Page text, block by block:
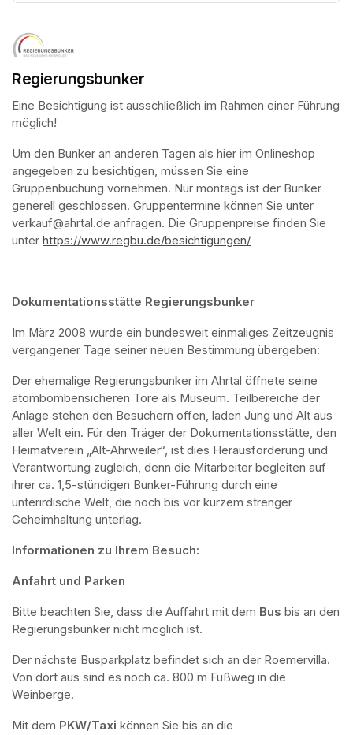
Regierungsbunker
Eine Besichtigung ist ausschließlich im Rahmen einer Führung
möglich!
Um den Bunker an anderen Tagen als hier im Onlineshop
angegeben zu besichtigen, müssen Sie eine
Gruppenbuchung vornehmen. Nur montags ist der Bunker
generell geschlossen. Gruppentermine können Sie unter
verkauf@ahrtal.de anfragen. Die Gruppenpreise finden Sie
unter https://www.regbu.de/besichtigungen/
Dokumentationsstätte Regierungsbunker
Im März 2008 wurde ein bundesweit einmaliges Zeitzeugnis
vergangener Tage seiner neuen Bestimmung übergeben:
Der ehemalige Regierungsbunker im Ahrtal öffnete seine
atombombensicheren Tore als Museum. Teilbereiche der
Anlage stehen den Besuchern offen, laden Jung und Alt aus
aller Welt ein. Für den Träger der Dokumentationsstätte, den
Heimatverein „Alt-Ahrweiler“, ist dies Herausforderung und
Verantwortung zugleich, denn die Mitarbeiter begleiten auf
ihrer ca. 1,5-stündigen Bunker-Führung durch eine
unterirdische Welt, die noch bis vor kurzem strenger
Geheimhaltung unterlag.
Informationen zu Ihrem Besuch:
Anfahrt und Parken
Bitte beachten Sie, dass die Auffahrt mit dem Bus bis an den
Regierungsbunker nicht möglich ist.
Der nächste Busparkplatz befindet sich an der Roemervilla.
Von dort aus sind es noch ca. 800 m Fußweg in die
Weinberge.
Mit dem PKW/Taxi können Sie bis an die